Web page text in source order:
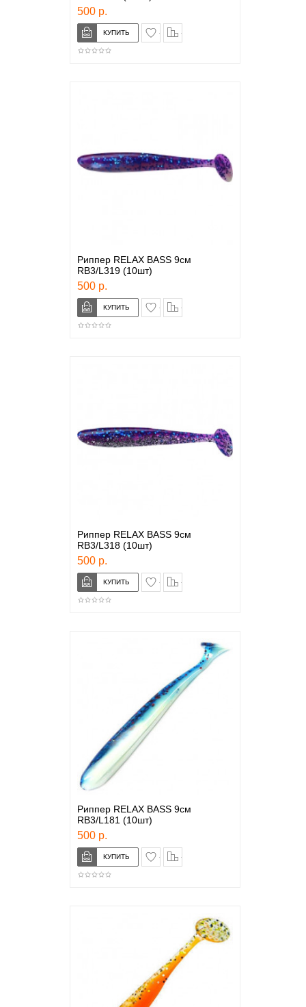
500 р.
в закладки
Риппер RELAX BASS 9см
RB3/L319 (10шт)
500 р.
в закладки
Риппер RELAX BASS 9см
RB3/L318 (10шт)
500 р.
в закладки
Риппер RELAX BASS 9см
RB3/L181 (10шт)
500 р.
в закладки